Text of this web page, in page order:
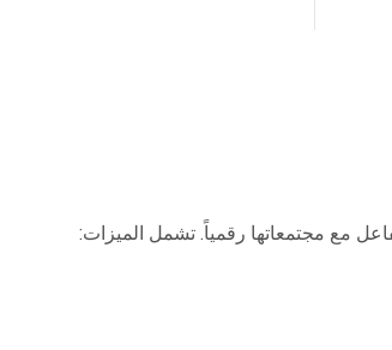
مع مجتمعاتها رقمياً. تشمل الميزات: